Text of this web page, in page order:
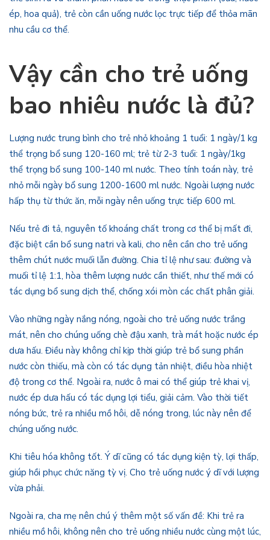
ép, hoa quả), trẻ còn cần uống nước lọc trực tiếp để thỏa mãn
nhu cầu cơ thể.
Vậy cần cho trẻ uống
bao nhiêu nước là đủ?
Lượng nước trung bình cho trẻ nhỏ khoảng 1 tuổi: 1 ngày/1 kg
thể trọng bổ sung 120-160 ml; trẻ từ 2-3 tuổi: 1 ngày/1kg
thể trọng bổ sung 100-140 ml nước. Theo tính toán này, trẻ
nhỏ mỗi ngày bổ sung 1200-1600 ml nước. Ngoài lượng nước
hấp thụ từ thức ăn, mỗi ngày nên uống trực tiếp 600 ml.
Nếu trẻ đi tả, nguyên tố khoáng chất trong cơ thể bị mất đi,
đặc biệt cần bổ sung natri và kali, cho nên cần cho trẻ uống
thêm chút nước muối lẫn đường. Chia tỉ lệ như sau: đường và
muối tỉ lệ 1:1, hòa thêm lượng nước cần thiết, như thế mới có
tác dụng bổ sung dịch thể, chống xói mòn các chất phân giải.
Vào những ngày nắng nóng, ngoài cho trẻ uống nước trắng
mát, nên cho chúng uống chè đậu xanh, trà mát hoặc nước ép
dưa hấu. Điều này không chỉ kịp thời giúp trẻ bổ sung phần
nước còn thiếu, mà còn có tác dụng tản nhiệt, điều hòa nhiệt
độ trong cơ thể. Ngoài ra, nước ô mai có thể giúp trẻ khai vị,
nước ép dưa hấu có tác dụng lợi tiểu, giải cảm. Vào thời tiết
nóng bức, trẻ ra nhiều mồ hôi, dễ nóng trong, lúc này nên để
chúng uống nước.
Khi tiêu hóa không tốt. Ý dĩ cũng có tác dụng kiện tỳ, lợi thấp,
giúp hồi phục chức năng tỳ vị. Cho trẻ uống nước ý dĩ với lượng
vừa phải.
Ngoài ra, cha mẹ nên chú ý thêm một số vấn đề: Khi trẻ ra
nhiều mồ hôi, không nên cho trẻ uống nhiều nước cùng một lúc,